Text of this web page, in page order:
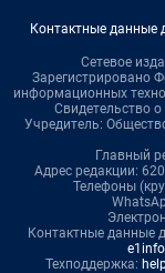
Контактные данные
Сетевое
Зарегистрировано
информационных
Свидетельство
Учредитель:
Главный
Адрес редакции:
Телефоны
Контактные данные
Техподдержка: